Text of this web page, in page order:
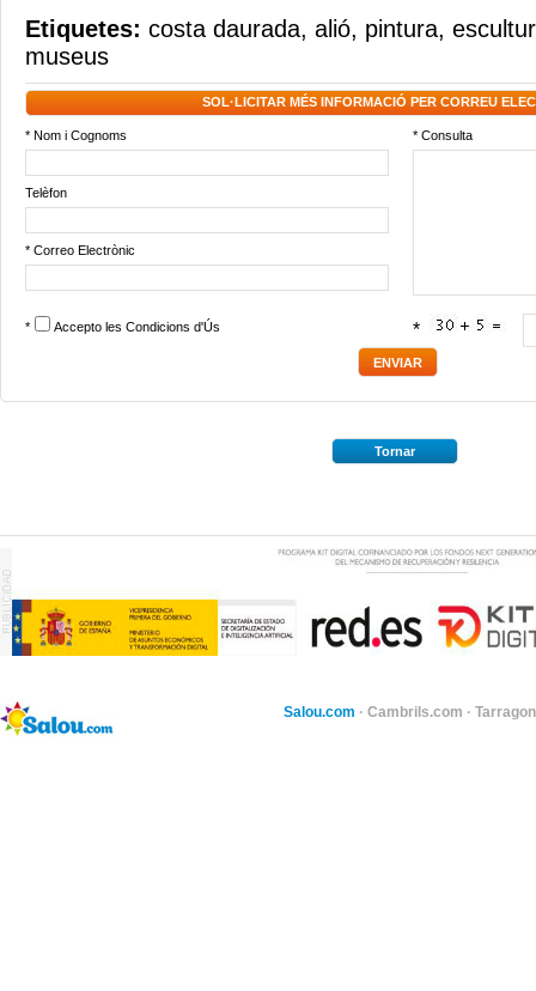
Etiquetes: costa daurada, alió, pintura,
museus
SOL·LICITAR MÉS INFORMACIÓ PER CORREU
* Nom i Cognoms * Consulta
Telèfon
* Correo Electrònic
* Accepto les Condicions d'Ús *
Tornar
Salou.com · Cambrils.com ·